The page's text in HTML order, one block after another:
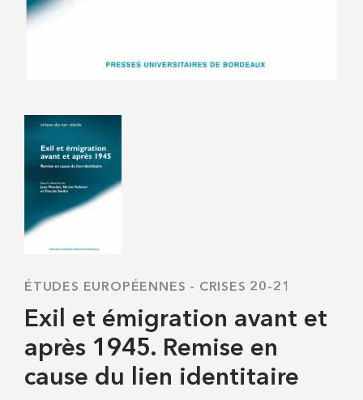
ÉTUDES EUROPÉENNES - CRISES 20-21
Exil et émigration avant et
après 1945. Remise en
cause du lien identitaire